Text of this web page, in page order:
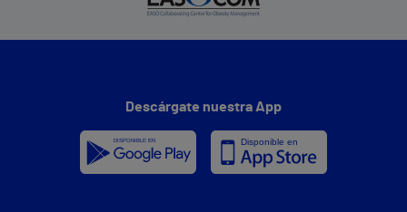
Descárgate nuestra App